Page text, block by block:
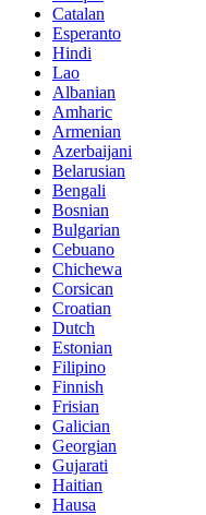
Catalan
Esperanto
Hindi
Lao
Albanian
Amharic
Armenian
Azerbaijani
Belarusian
Bengali
Bosnian
Bulgarian
Cebuano
Chichewa
Corsican
Croatian
Dutch
Estonian
Filipino
Finnish
Frisian
Galician
Georgian
Gujarati
Haitian
Hausa